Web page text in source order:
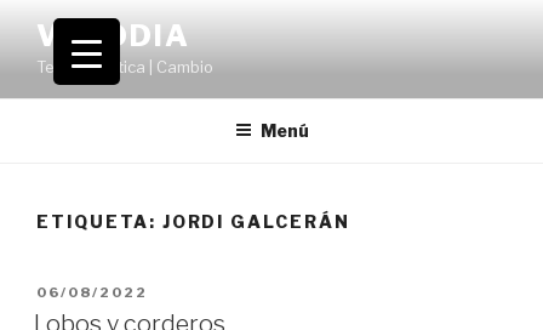
contenido
VOLODIA
Teatro | Crítica | Cambio
Menú
ETIQUETA: JORDI GALCERÁN
PUBLICADO
EL
06/08/2022
Lobos y corderos